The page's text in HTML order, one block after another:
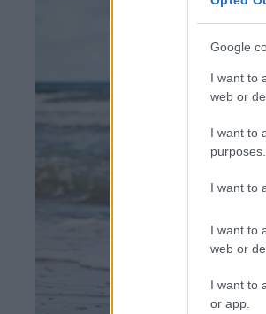
Google
I want to
web or
I want to
purposes.
I want to
I want to
web or
I want to
or app.